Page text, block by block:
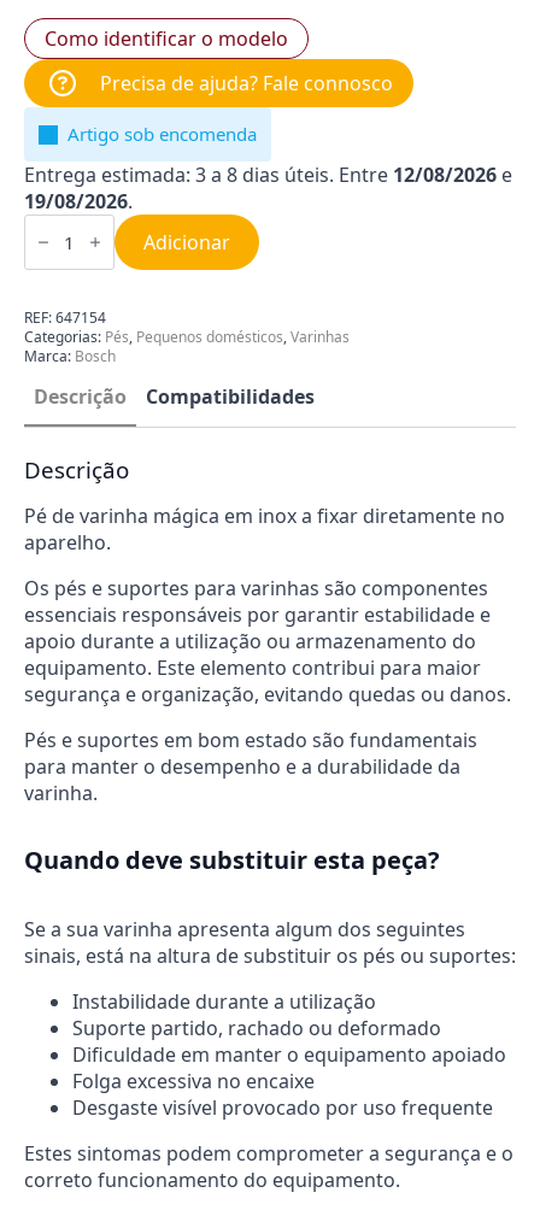
Como identificar o modelo
Precisa de ajuda? Fale connosco
Artigo sob encomenda
Entrega estimada: 3 a 8 dias úteis. Entre 12/08/2026 e
19/08/2026.
Quantidade
de
de
Mágica
Bosch
00653480
Adicionar
REF:647154
Categorias: Pés, Pequenos domésticos,Varinhas
Marca: Bosch
Descrição Compatibilidades
Descrição
Pé de varinha mágica em inox a fixar diretamente no
aparelho.
Os pés e suportes para varinhas são componentes
essenciais responsáveis por garantir estabilidade e
apoio durante a utilização ou armazenamento do
equipamento. Este elemento contribui para maior
segurança e organização, evitando quedas ou danos.
Pés e suportes em bom estado são fundamentais
para manter o desempenho e a durabilidade da
varinha.
Quando deve substituir esta peça?
Se a sua varinha apresenta algum dos seguintes
sinais, está na altura de substituir os pés ou suportes:
Instabilidade durante a utilização
Suporte partido, rachado ou deformado
Dificuldade em manter o equipamento apoiado
Folga excessiva no encaixe
Desgaste visível provocado por uso frequente
Estes sintomas podem comprometer a segurança e o
correto funcionamento do equipamento.